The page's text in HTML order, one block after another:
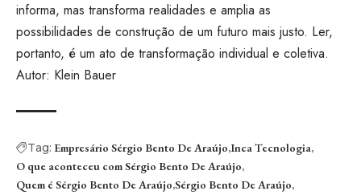
informa, mas transforma realidades e amplia as
possibilidades de construção de um futuro mais justo. Ler,
portanto, é um ato de transformação individual e coletiva.
Autor: Klein Bauer
Tag: Empresário Sérgio Bento De Araújo Inca Tecnologia
O que aconteceu com Sérgio Bento De Araújo
Quem é Sérgio Bento De Araújo Sérgio Bento De Araújo